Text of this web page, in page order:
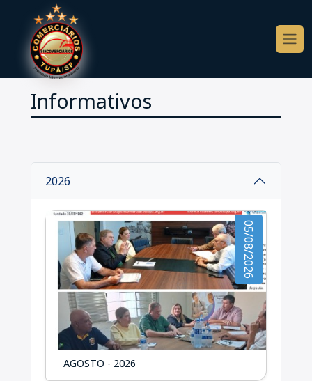
Informativos
2026
05/08/2026
AGOSTO - 2026